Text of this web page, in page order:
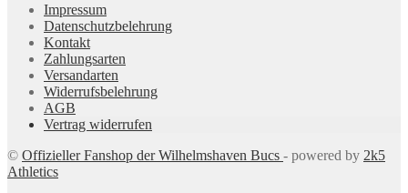
Impressum
Datenschutzbelehrung
Kontakt
Zahlungsarten
Versandarten
Widerrufsbelehrung
AGB
Vertrag widerrufen
© Offizieller Fanshop der Wilhelmshaven Bucs - powered by 2k5
Athletics